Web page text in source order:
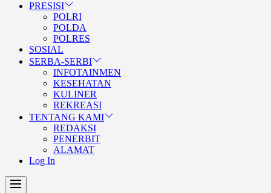
PRESISI
POLRI
POLDA
POLRES
SOSIAL
SERBA-SERBI
INFOTAINMEN
KESEHATAN
KULINER
REKREASI
TENTANG KAMI
REDAKSI
PENERBIT
ALAMAT
Log In